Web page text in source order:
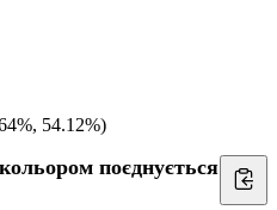
54.12%)
поєднується